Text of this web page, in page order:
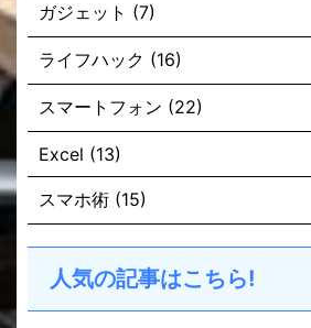
ガジェット (7)
ライフハック (16)
スマートフォン (22)
Excel (13)
スマホ術 (15)
人気の記事はこちら!